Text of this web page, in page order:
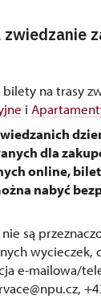
na trasy
i
dla
online,
nabyć
są
wycieczek,
e-mailowa/